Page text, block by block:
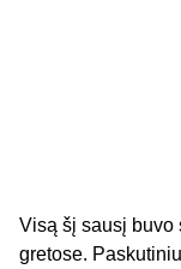
Visą šį sausį buvo
gretose.